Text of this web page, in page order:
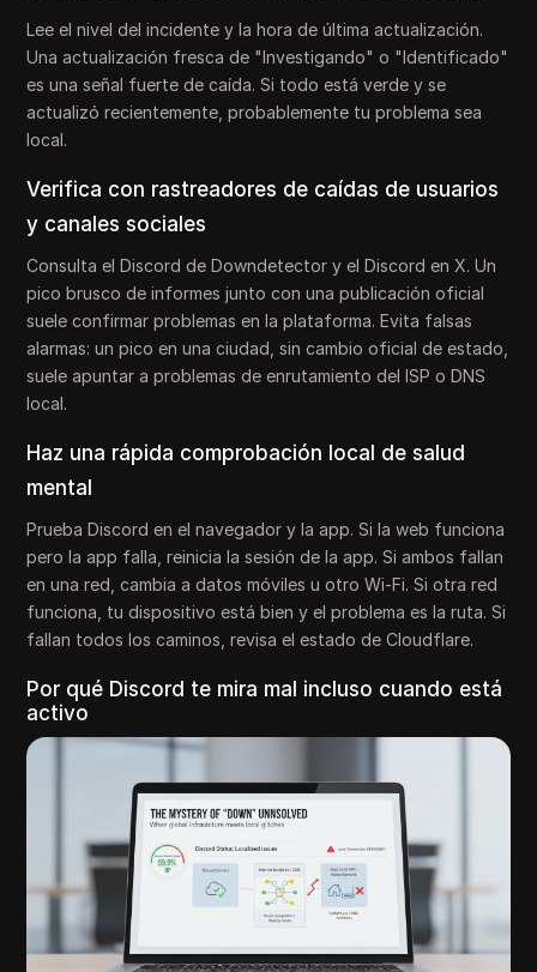
Lee el nivel del incidente y la hora de última actualización.
Una actualización fresca de "Investigando" o "Identificado"
es una señal fuerte de caída. Si todo está verde y se
actualizó recientemente, probablemente tu problema sea
local.
Verifica con rastreadores de caídas de usuarios
y canales sociales
Consulta el Discord de Downdetector y el Discord en X. Un
pico brusco de informes junto con una publicación oficial
suele confirmar problemas en la plataforma. Evita falsas
alarmas: un pico en una ciudad, sin cambio oficial de estado,
suele apuntar a problemas de enrutamiento del ISP o DNS
local.
Haz una rápida comprobación local de salud
mental
Prueba Discord en el navegador y la app. Si la web funciona
pero la app falla, reinicia la sesión de la app. Si ambos fallan
en una red, cambia a datos móviles u otro Wi-Fi. Si otra red
funciona, tu dispositivo está bien y el problema es la ruta. Si
fallan todos los caminos, revisa el estado de Cloudflare.
Por qué Discord te mira mal incluso cuando está
activo